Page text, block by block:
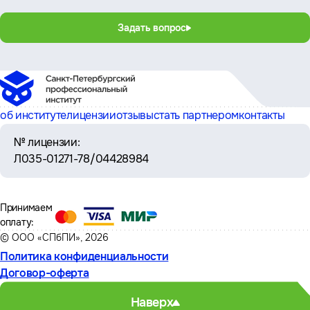
Задать вопрос
об институтелицензииотзывыстать партнеромконтакты
№ лицензии:
Л035-01271-78/04428984
© ООО «СПбПИ», 2026
Политика конфиденциальности
Договор-оферта
Принимаем
оплату:
Наверх